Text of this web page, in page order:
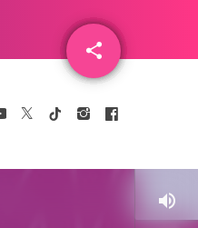
volume_up
share
email